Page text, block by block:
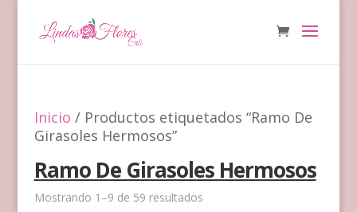
Inicio / Productos etiquetados “Ramo De
Girasoles Hermosos”
Ramo De Girasoles Hermosos
Mostrando 1–9 de 59 resultados